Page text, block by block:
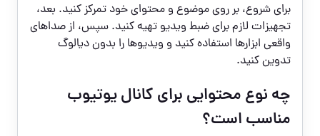
برای شروع، بر روی موضوع و محتوای خود تمرکز کنید. بعد،
تجهیزات لازم برای ضبط ویدیو تهیه کنید. سپس، از صداهای
واقعی ابزارها استفاده کنید و ویدیوها را بدون دیالوگ
تدوین کنید.
چه نوع محتوایی برای کانال یوتیوب
مناسب است؟